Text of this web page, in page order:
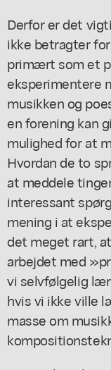
Derfor er det
ikke betragter
primært som et
eksperimentere
musikken og
en forening kan
mulighed for at
Hvordan de to
at meddele
interessant
mening i at
det meget rart,
arbejdet med
vi selvfølgelig
hvis vi ikke ville
masse om